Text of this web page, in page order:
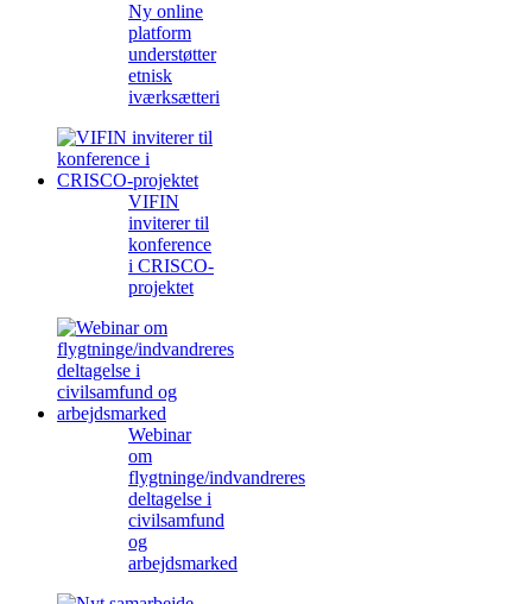
Ny online
platform
understøtter
etnisk
iværksætteri
VIFIN
inviterer til
konference
i CRISCO-
projektet
Webinar
om
flygtninge/indvandreres
deltagelse i
civilsamfund
og
arbejdsmarked